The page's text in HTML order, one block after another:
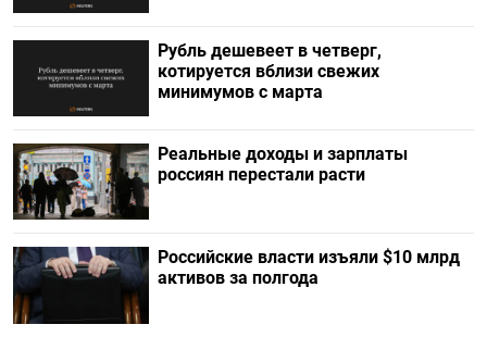
Рубль дешевеет в четверг,
котируется вблизи свежих
минимумов с марта
Реальные доходы и зарплаты
россиян перестали расти
Российские власти изъяли $10 млрд
активов за полгода